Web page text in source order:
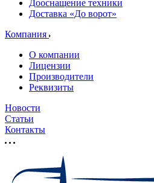
Дооснащение техники
Доставка «До ворот»
Компания
О компании
Лицензии
Производители
Реквизиты
Новости
Статьи
Контакты